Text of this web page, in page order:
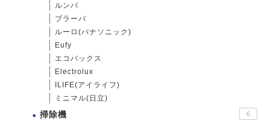
ルンバ
ブラーバ
ルーロ(パナソニック)
Eufy
エコバックス
Electrolux
ILIFE(アイライフ)
ミニマル(日立)
掃除機 6